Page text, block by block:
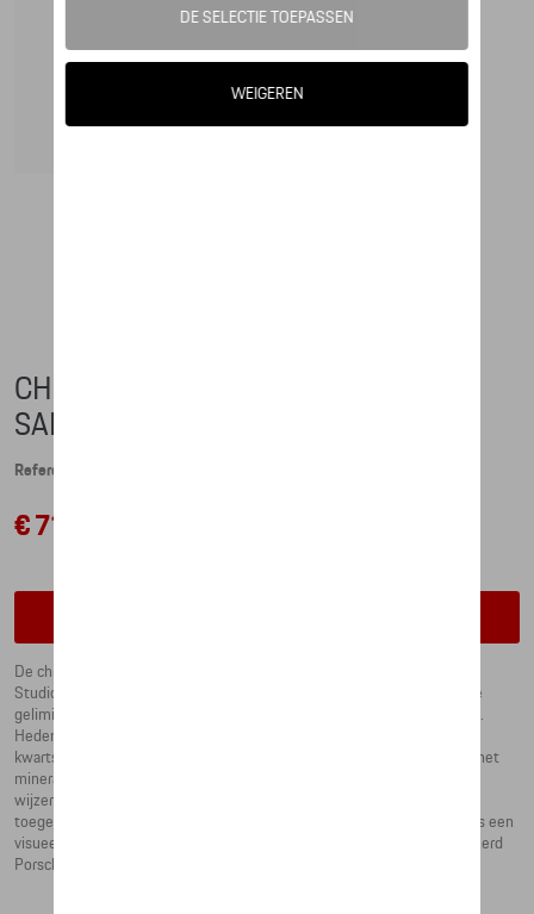
CHRONOGRAPH MARTINI RACING -
SAFARI (42MM)
Referentie: WAP0700200P042
€ 710,74
De chronograaf uit de MARTINI RACING® Collection is ontworpen door
Studio FA Porsche. Hij is gelimiteerd tot 1.911 stuks - het betreffende
gelimiteerde editienummer is gegraveerd op de achterkant van de kast.
Hedendaagse kenmerken winnen de race: van het analoge RONDA-
kwartsuurwerk en de zwarte kast van fijn geborsteld roestvrij staal tot het
mineraalglas met antireflectiecoating aan één kant. De zilverkleurige
wijzerplaat van metaal met MARTINI RACING®-design en matzwarte
toegepaste indexen en de 'MADE IN GERMANY'-belettering op 6 uur is een
visueel hoogtepunt. De geschroefde kroon is versierd met een gegraveerd
Porsche-wapen.